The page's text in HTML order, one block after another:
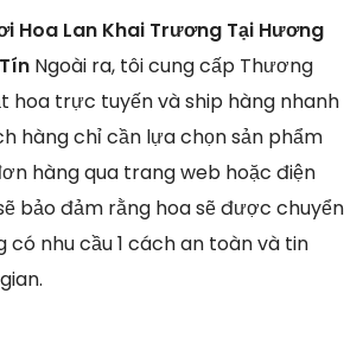
Hoa Lan Khai Trương Tại Hương
Ngoài ra, tôi cung cấp Thương
hoa trực tuyến và ship hàng nhanh
hàng chỉ cần lựa chọn sản phẩm
hàng qua trang web hoặc điện
bảo đảm rằng hoa sẽ được chuyển
nhu cầu 1 cách an toàn và tin